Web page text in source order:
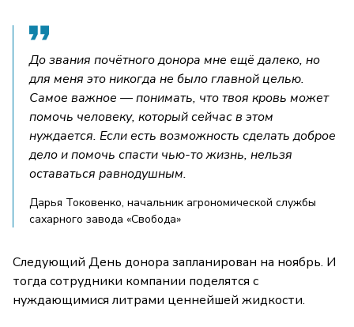
До звания почётного донора мне ещё далеко, но
для меня это никогда не было главной целью.
Самое важное — понимать, что твоя кровь может
помочь человеку, который сейчас в этом
нуждается. Если есть возможность сделать доброе
дело и помочь спасти чью-то жизнь, нельзя
оставаться равнодушным.
Дарья Токовенко, начальник агрономической службы
сахарного завода «Свобода»
Следующий День донора запланирован на ноябрь. И
тогда сотрудники компании поделятся с
нуждающимися литрами ценнейшей жидкости.